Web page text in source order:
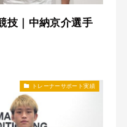
技｜中納京介選手
トレーナーサポート実績